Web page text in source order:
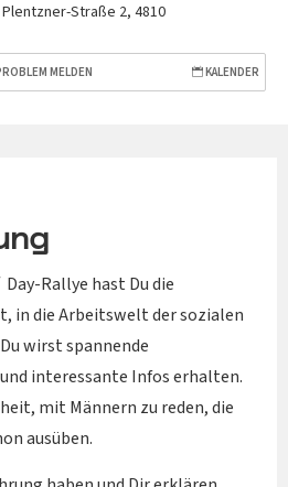
Straße 2, 4810
MELDEN KALENDER
Rallye hast Du die
in die Arbeitswelt der sozialen
wirst spannende
interessante Infos erhalten.
mit Männern zu reden, die
ausüben.